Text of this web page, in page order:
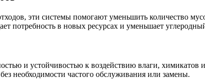
эти системы помогают уменьшить количество
потребность в новых ресурсах и уменьшает
и устойчивостью к воздействию влаги, химикатов
необходимости частого обслуживания или замены.